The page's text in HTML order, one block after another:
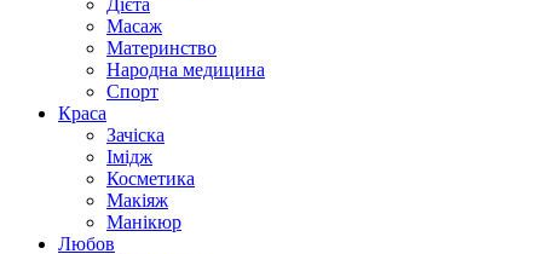
Дієта
Масаж
Материнство
Народна медицина
Спорт
Краса
Зачіска
Імідж
Косметика
Макіяж
Манікюр
Любов